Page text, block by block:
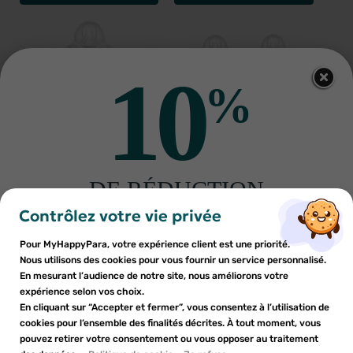
MAM Easy Start biberons anti-
6€93
MAM Easy Start 2 biberons
13
Ajouter à ma liste d'envies ×
add_circle_outline
Créer une nouvelle liste
((modalTitle)) ×
((confirmMessage))
((cancelText))
((modalDeleteText))
×
Nom de la liste d'envies
Annuler
×
Vous devez être connecté pour ajouter des produits à votre
liste d'envies.
Annuler
Contrôlez votre vie privée
Pour MyHappyPara, votre expérience client est une priorité.
Nous utilisons des cookies pour vous fournir un service personnalisé.
En mesurant l’audience de notre site, nous améliorons votre
expérience selon vos choix.
En cliquant sur “Accepter et fermer”, vous consentez à l’utilisation de
cookies pour l’ensemble des finalités décrites. À tout moment, vous
pouvez retirer votre consentement ou vous opposer au traitement
10%
DE RÉDUCTION
sur votre première commande
Inscrivez-vous à notre newsletter et profitez
d'une réduction sur votre première commande*
En soumettant ce formulaire, j'accepte que les